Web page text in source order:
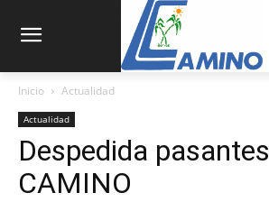
Inicio Actualidad
Actualidad
Despedida pasantes
CAMINO